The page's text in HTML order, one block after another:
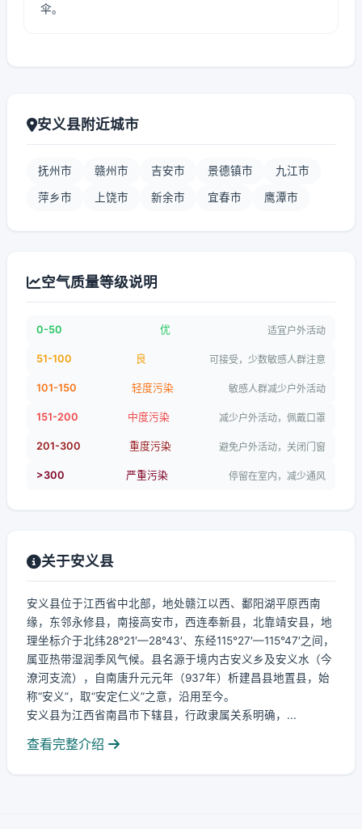
伞。
安义县附近城市
抚州市 赣州市 吉安市 景德镇市 九江市
萍乡市 上饶市 新余市 宜春市 鹰潭市
空气质量等级说明
0-50 优 适宜户外活动
51-100 良 可接受，少数敏感人群注意
101-150 轻度污染 敏感人群减少户外活动
151-200 中度污染 减少户外活动，佩戴口罩
201-300 重度污染 避免户外活动，关闭门窗
>300 严重污染 停留在室内，减少通风
关于安义县
安义县位于江西省中北部，地处赣江以西、鄱阳湖平原西南
缘，东邻永修县，南接高安市，西连奉新县，北靠靖安县，地
理坐标介于北纬28°21′—28°43′、东经115°27′—115°47′之间，
属亚热带湿润季风气候。县名源于境内古安义乡及安义水（今
潦河支流），自南唐升元元年（937年）析建昌县地置县，始
称“安义”，取“安定仁义”之意，沿用至今。
安义县为江西省南昌市下辖县，行政隶属关系明确，...
查看完整介绍